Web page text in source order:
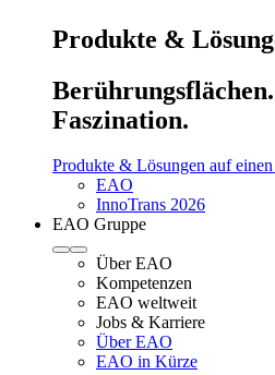
Produkte &
Faszination.
Produkte & Lösungen auf
EAO
InnoTrans 2026
EAO Gruppe
Über EAO
Kompetenzen
EAO weltweit
Jobs & Karriere
Über EAO
EAO in Kürze